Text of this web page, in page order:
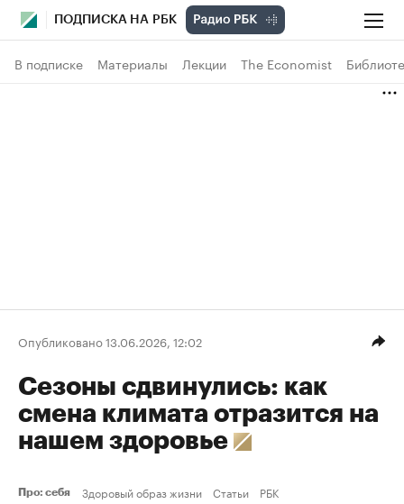
ПОДПИСКА НА РБК
В подписке Материалы Лекции The Economist
Опубликовано 13.06.2026, 12:02
Сезоны сдвинулись: как
смена климата отразится на
нашем здоровье
Про: себя Здоровый образ жизни Статьи РБК